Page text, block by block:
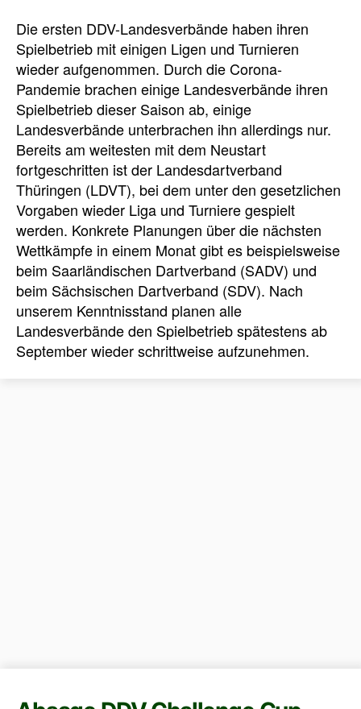
Die ersten DDV-Landesverbände haben ihren
Spielbetrieb mit einigen Ligen und Turnieren
wieder aufgenommen. Durch die Corona-
Pandemie brachen einige Landesverbände ihren
Spielbetrieb dieser Saison ab, einige
Landesverbände unterbrachen ihn allerdings nur.
Bereits am weitesten mit dem Neustart
fortgeschritten ist der Landesdartverband
Thüringen (LDVT), bei dem unter den gesetzlichen
Vorgaben wieder Liga und Turniere gespielt
werden. Konkrete Planungen über die nächsten
Wettkämpfe in einem Monat gibt es beispielsweise
beim Saarländischen Dartverband (SADV) und
beim Sächsischen Dartverband (SDV). Nach
unserem Kenntnisstand planen alle
Landesverbände den Spielbetrieb spätestens ab
September wieder schrittweise aufzunehmen.